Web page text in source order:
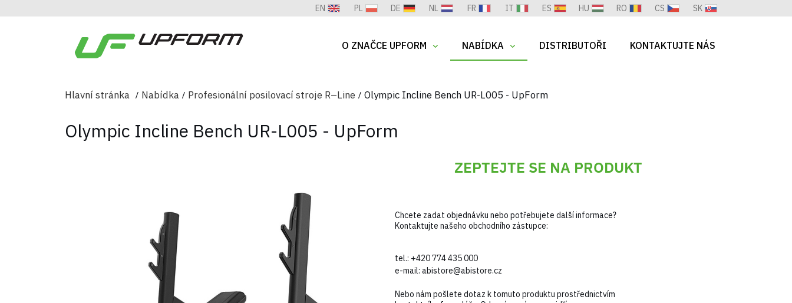
SK
CS
RO
HU
ES
IT
FR
NL
DE
PL
EN
O ZNAČCE UPFORM NABÍDKA DISTRIBUTOŘI KONTAKTUJTE NÁS
Hlavní stránka Nabídka Profesionální posilovací stroje R–Line Olympic Incline Bench UR-L005 - UpForm
Olympic Incline Bench UR-L005 - UpForm
ZEPTEJTE SE NA PRODUKT
Chcete zadat objednávku nebo potřebujete další informace?
Kontaktujte našeho obchodního zástupce:
tel.: +420 774 435 000
e-mail: abistore@abistore.cz
Nebo nám pošlete dotaz k tomuto produktu prostřednictvím